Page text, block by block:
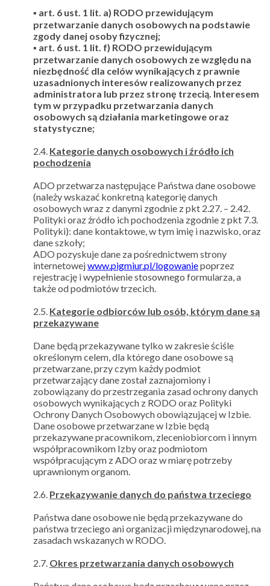
▪ art. 6 ust. 1 lit. a) RODO przewidującym
przetwarzanie danych osobowych na podstawie
zgody danej osoby fizycznej;
▪ art. 6 ust. 1 lit. f) RODO przewidującym
przetwarzanie danych osobowych ze względu na
niezbędność dla celów wynikających z prawnie
uzasadnionych interesów realizowanych przez
administratora lub przez stronę trzecią. Interesem
tym w przypadku przetwarzania danych
osobowych są działania marketingowe oraz
statystyczne;
2.4. Kategorie danych osobowych i źródło ich
pochodzenia
ADO przetwarza następujące Państwa dane osobowe
(należy wskazać konkretną kategorię danych
osobowych wraz z danymi zgodnie z pkt 2.27. – 2.42.
Polityki oraz źródło ich pochodzenia zgodnie z pkt 7.3.
Polityki): dane kontaktowe, w tym imię i nazwisko, oraz
dane szkoły;
ADO pozyskuje dane za pośrednictwem strony
internetowejwww.pigmiur.pl/logowaniepoprzez
rejestrację i wypełnienie stosownego formularza, a
także od podmiotów trzecich.
2.5. Kategorie odbiorców lub osób, którym dane są
przekazywane
Dane będą przekazywane tylko w zakresie ściśle
określonym celem, dla którego dane osobowe są
przetwarzane, przy czym każdy podmiot
przetwarzający dane został zaznajomiony i
zobowiązany do przestrzegania zasad ochrony danych
osobowych wynikających z RODO oraz Polityki
Ochrony Danych Osobowych obowiązującej w Izbie.
Dane osobowe przetwarzane w Izbie będą
przekazywane pracownikom, zleceniobiorcom i innym
współpracownikom Izby oraz podmiotom
współpracującym z ADO oraz w miarę potrzeby
uprawnionym organom.
2.6. Przekazywanie danych do państwa trzeciego
Państwa dane osobowe nie będą przekazywane do
państwa trzeciego ani organizacji międzynarodowej, na
zasadach wskazanych w RODO.
2.7. Okres przetwarzania danych osobowych